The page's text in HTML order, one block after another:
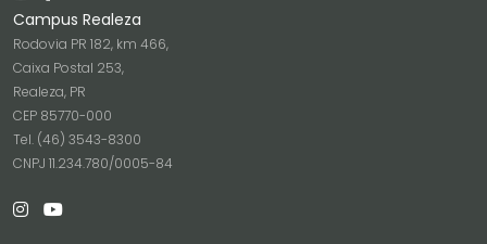
Campus Realeza
Rodovia PR 182, km 466,
Caixa Postal 253,
Realeza, PR
CEP 85770-000
Tel. (46) 3543-8300
CNPJ 11.234.780/0005-84